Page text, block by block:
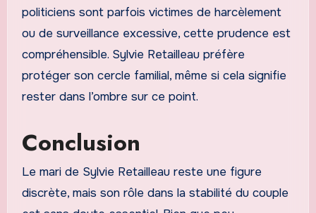
politiciens sont parfois victimes de harcèlement
ou de surveillance excessive, cette prudence est
compréhensible. Sylvie Retailleau préfère
protéger son cercle familial, même si cela signifie
rester dans l’ombre sur ce point.
Conclusion
Le mari de Sylvie Retailleau reste une figure
discrète, mais son rôle dans la stabilité du couple